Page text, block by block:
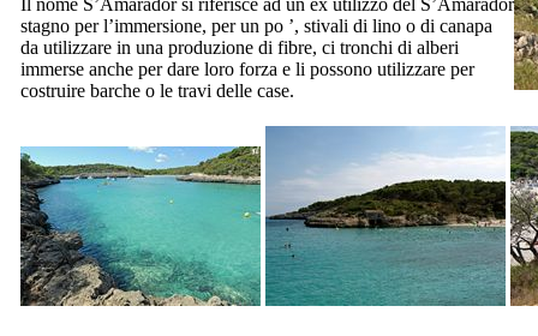
stagno per l’immersione, per un po ’, stivali di lino o di canapa
da utilizzare in una produzione di fibre, ci tronchi di alberi
immerse anche per dare loro forza e li possono utilizzare per
costruire barche o le travi delle case.